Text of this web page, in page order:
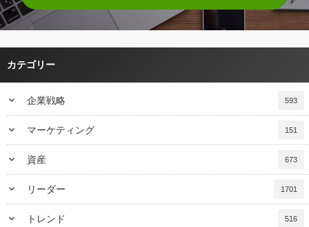
カテゴリー
keyboard_arrow_down 企業戦略 593
keyboard_arrow_down マーケティング 151
keyboard_arrow_down 資産 673
keyboard_arrow_down リーダー 1701
keyboard_arrow_down トレンド 516